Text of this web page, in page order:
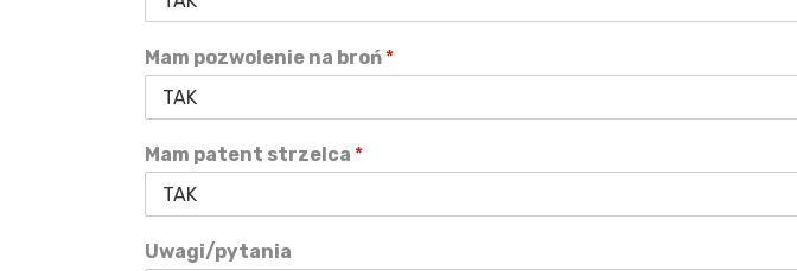
Mam pozwolenie na broń *
Mam patent strzelca *
Uwagi/pytania